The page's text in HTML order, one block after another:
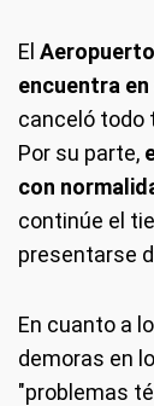
El
encuentra
canceló todo
Por su parte,
con
continúe el
presentarse
En cuanto a
demoras en
"problemas